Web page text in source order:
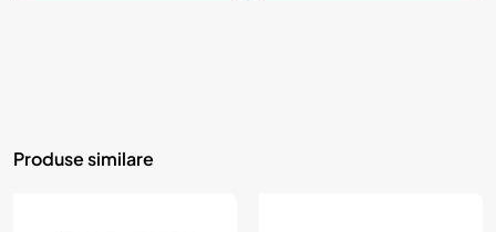
Produse similare